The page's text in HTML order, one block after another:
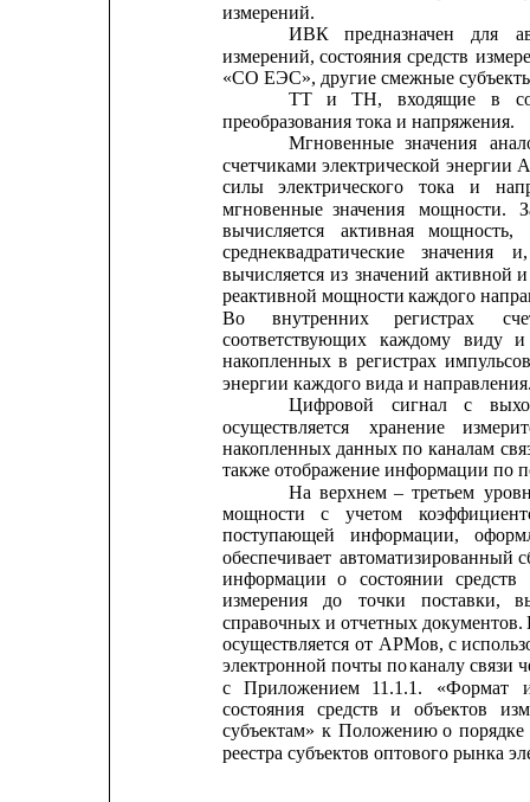
измерений.
ИВК
предназначен для
измерений, состояния средств
«СО ЕЭС», другие смежные
ТТ
и ТН, входящие в
преобразования тока и напряжения.
Мгновенные значения
счетчиками электрической энергии
силы
электрического тока и
мгновенные значения мощности.
вычисляется
активная
мощность,
среднеквадратические
значения
и,
вычисляется из значений активной и
реактивной мощности каждого
Во
внутренних регистрах
соответствующих
каждому виду
и
накопленных в регистрах импульсов
энергии каждого вида и
Цифровой
сигнал с
осуществляется
хранение
накопленных данных по каналам
также отображение информации по
На верхнем – третьем
мощности
с учетом
поступающей
информации,
обеспечивает автоматизированный
информации о состоянии
средств
измерения
до точки поставки,
справочных и отчетных документов.
осуществляется от АРМов, с
электронной почты по каналу связи
с
Приложением 11.1.1. «Формат
состояния
средств и объектов
субъектам» к Положению о порядке
реестра субъектов оптового рынка